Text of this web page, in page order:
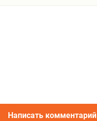
Написать комментарий